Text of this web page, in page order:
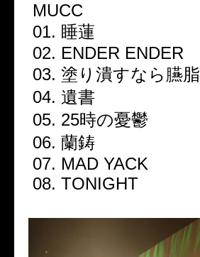
MUCC
01. 睡蓮
02. ENDER ENDER
03. 塗り潰すなら臙脂
04. 遺書
05. 25時の憂鬱
06. 蘭鋳
07. MAD YACK
08. TONIGHT